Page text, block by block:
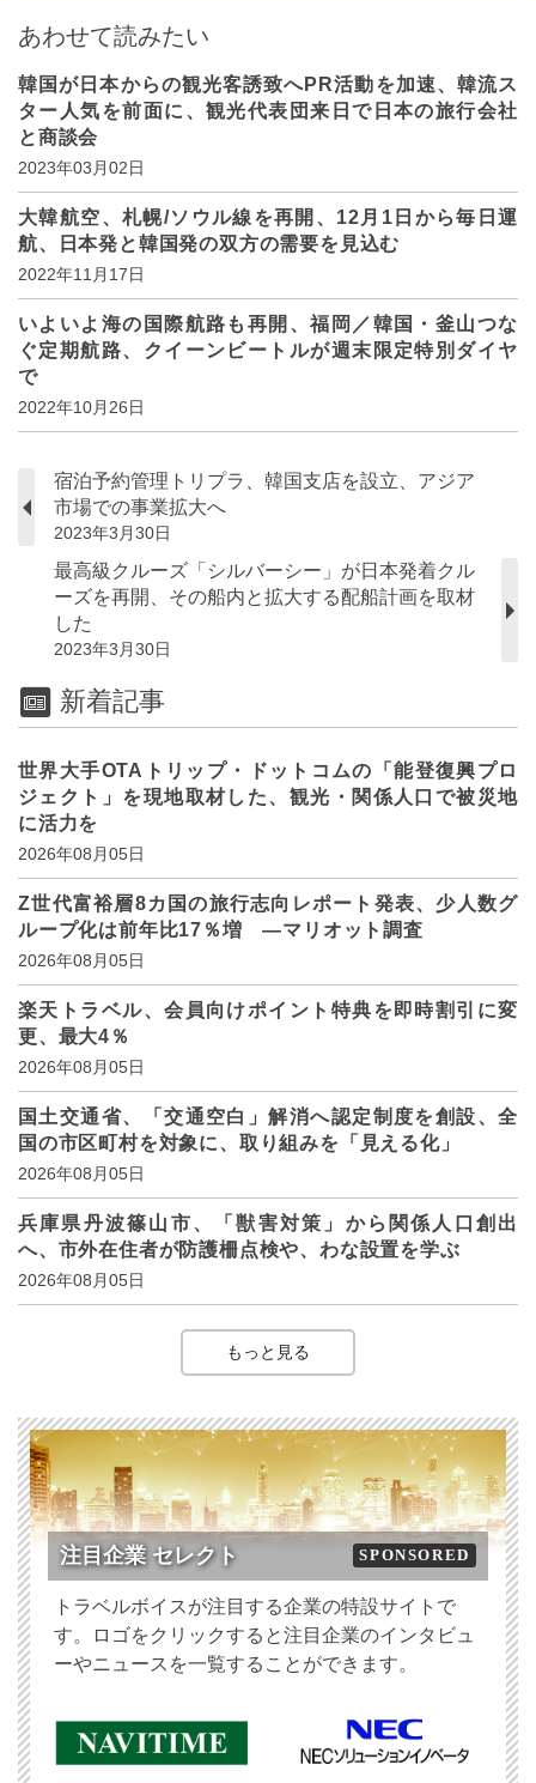
あわせて読みたい
韓国が日本からの観光客誘致へPR活動を加速、韓流ス
ター人気を前面に、観光代表団来日で日本の旅行会社
と商談会
2023年03月02日
大韓航空、札幌/ソウル線を再開、12月1日から毎日運
航、日本発と韓国発の双方の需要を見込む
2022年11月17日
いよいよ海の国際航路も再開、福岡／韓国・釜山つな
ぐ定期航路、クイーンビートルが週末限定特別ダイヤ
で
2022年10月26日
宿泊予約管理トリプラ、韓国支店を設立、アジア
市場での事業拡大へ
2023年3月30日
最高級クルーズ「シルバーシー」が日本発着クル
ーズを再開、その船内と拡大する配船計画を取材
した
2023年3月30日
新着記事
世界大手OTAトリップ・ドットコムの「能登復興プロ
ジェクト」を現地取材した、観光・関係人口で被災地
に活力を
2026年08月05日
Z世代富裕層8カ国の旅行志向レポート発表、少人数グ
ループ化は前年比17％増 ―マリオット調査
2026年08月05日
楽天トラベル、会員向けポイント特典を即時割引に変
更、最大4％
2026年08月05日
国土交通省、「交通空白」解消へ認定制度を創設、全
国の市区町村を対象に、取り組みを「見える化」
2026年08月05日
兵庫県丹波篠山市、「獣害対策」から関係人口創出
へ、市外在住者が防護柵点検や、わな設置を学ぶ
2026年08月05日
もっと見る
注目企業 セレクト SPONSORED
トラベルボイスが注目する企業の特設サイトで
す。ロゴをクリックすると注目企業のインタビュ
ーやニュースを一覧することができます。